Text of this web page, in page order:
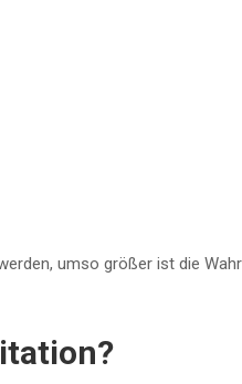
umso größer ist die